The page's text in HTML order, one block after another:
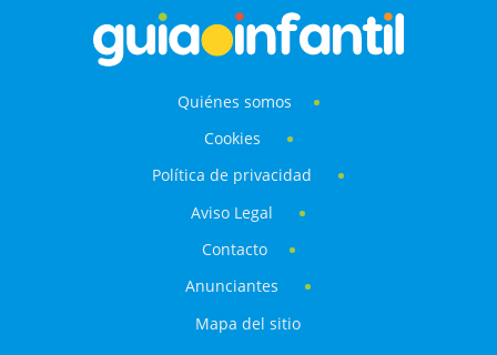
Quiénes somos
Cookies
Política de privacidad
Aviso Legal
Contacto
Anunciantes
Mapa del sitio